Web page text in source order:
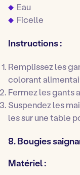
Eau
Ficelle
Instructions :
Remplissez les
colorant
Fermez les gants
Suspendez les
les sur une table
8. Bougies
Matériel :